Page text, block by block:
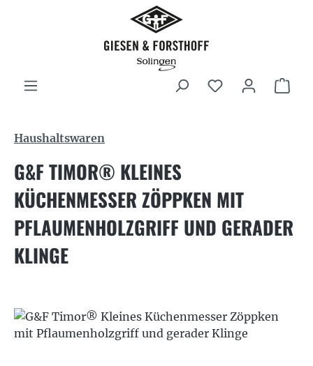
Zum Hauptinhalt springen
Haushaltswaren
G&F TIMOR® KLEINES
KÜCHENMESSER ZÖPPKEN MIT
PFLAUMENHOLZGRIFF UND GERADER
KLINGE
Bildergalerie überspringen